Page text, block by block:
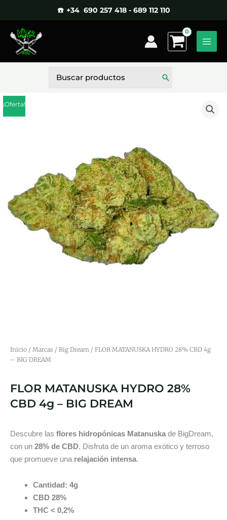
contenido
☎️ +34 690 257 418 - 689 112 110
por:
¡Oferta!
Inicio / Marcas / Big Dream / FLOR MATANUSKA HYDRO 28% CBD 4g
– BIG DREAM
FLOR MATANUSKA HYDRO 28%
CBD 4g – BIG DREAM
Descubre las flores hidropónicas Matanuska de BigDream,
con un 28% de CBD. Disfruta de un aroma exótico y terroso
que promueve una relajación intensa.
Cantidad: 4g
CBD 28%
THC < 0,2%